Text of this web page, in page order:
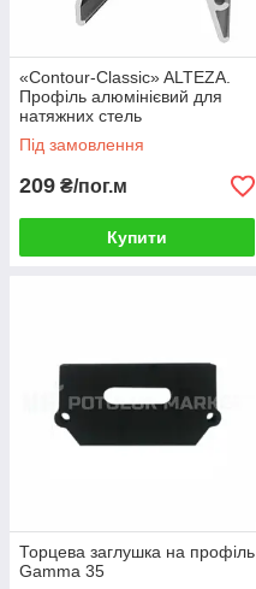
«Contour-Classic» ALTEZA.
Профіль алюмінієвий для
натяжних стель
Під замовлення
209 ₴/пог.м
Купити
Торцева заглушка на профіль
Gamma 35